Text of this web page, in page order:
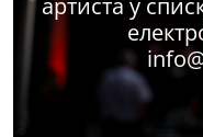
артиста у